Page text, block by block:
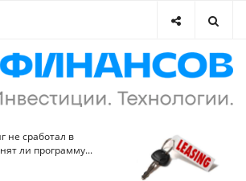
не сработал в
ли программу...